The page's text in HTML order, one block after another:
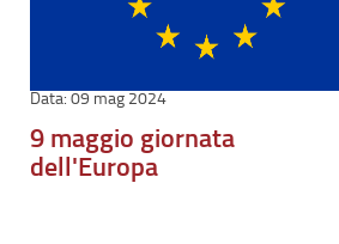
09 mag 2024
9 maggio giornata
dell'Europa